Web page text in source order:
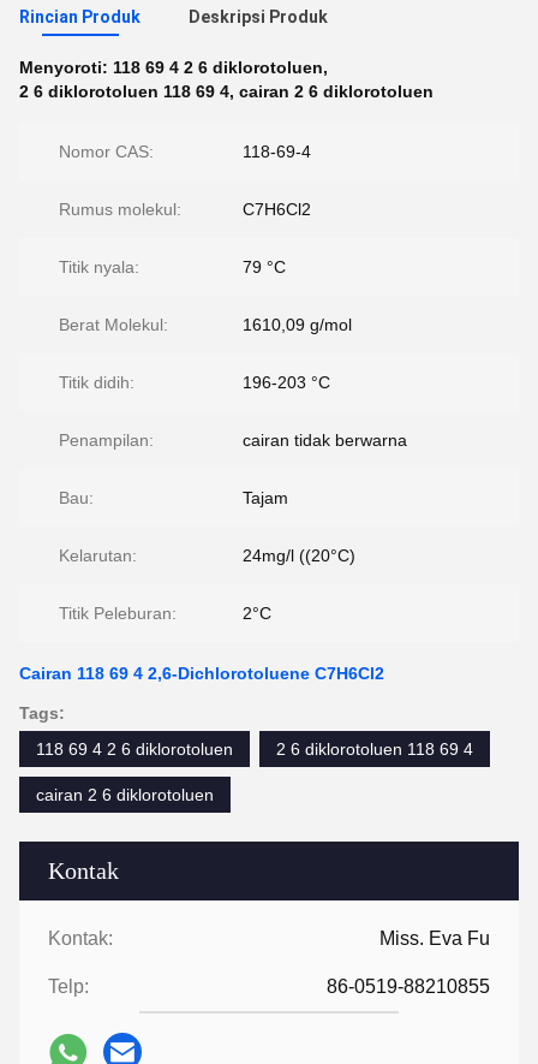
Kontak
Kontak: Miss. Eva Fu
Telp: 86-0519-88210855
Rincian Produk Deskripsi Produk
Menyoroti: 118 69 4 2 6 diklorotoluen,
2 6 diklorotoluen 118 69 4, cairan 2 6 diklorotoluen
Nomor CAS: 118-69-4
Rumus molekul: C7H6Cl2
Titik nyala: 79 °C
Berat Molekul: 1610,09 g/mol
Titik didih: 196-203 °C
Penampilan: cairan tidak berwarna
Bau: Tajam
Kelarutan: 24mg/l ((20°C)
Titik Peleburan: 2°C
Cairan 118 69 4 2,6-Dichlorotoluene C7H6Cl2
Tags:
118 69 4 2 6 diklorotoluen
2 6 diklorotoluen 118 69 4
cairan 2 6 diklorotoluen